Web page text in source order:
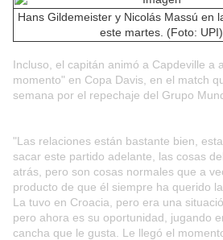
Hans Gildemeister y Nicolás Massú en
este martes. (Foto: UPI)
Incluso, el capitán animó a Capdeville a
momento" en Copa Davis, en el match
semana por el repechaje del Grupo
"Las relaciones están bastante bien,
sacar este partido adelante, las cosas
atrás, pero son cosas normales que a
producto de que él siempre ha querido
La tuvo en Croacia, pero era una
pero ahora es su oportunidad, jugando
cancha que le gusta. Le llegó el